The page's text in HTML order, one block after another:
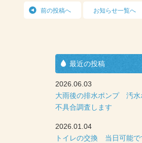
前の投稿へ お知らせ一覧へ
最近の投稿
2026.06.03
大雨後の排水ポンプ 汚水
不具合調査します
2026.01.04
トイレの交換 当日可能で